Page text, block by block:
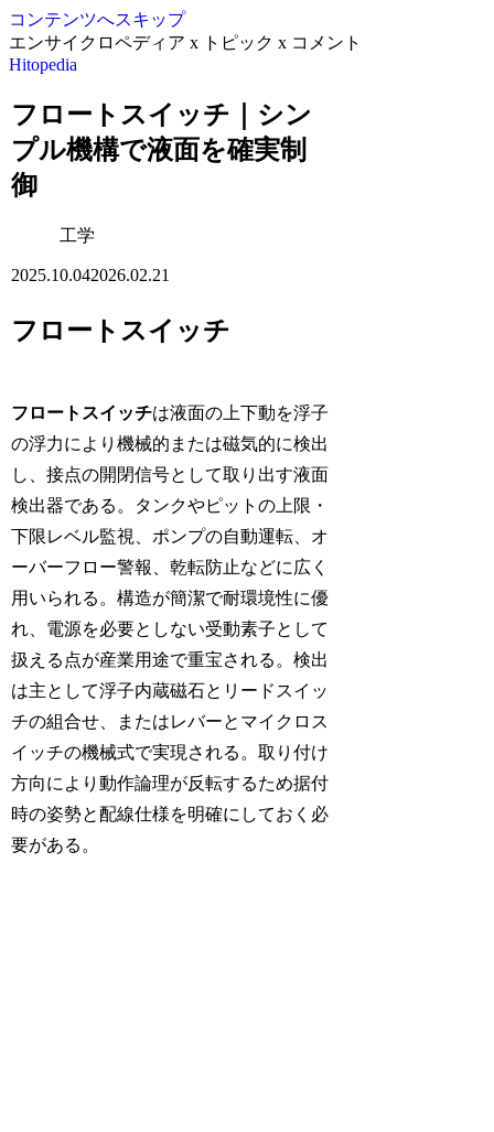
コンテンツへスキップ
エンサイクロペディア x トピック x コメント
Hitopedia
フロートスイッチ｜シン
プル機構で液面を確実制
御
工学
2025.10.042026.02.21
フロートスイッチ
フロートスイッチは液面の上下動を浮子
の浮力により機械的または磁気的に検出
し、接点の開閉信号として取り出す液面
検出器である。タンクやピットの上限・
下限レベル監視、ポンプの自動運転、オ
ーバーフロー警報、乾転防止などに広く
用いられる。構造が簡潔で耐環境性に優
れ、電源を必要としない受動素子として
扱える点が産業用途で重宝される。検出
は主として浮子内蔵磁石とリードスイッ
チの組合せ、またはレバーとマイクロス
イッチの機械式で実現される。取り付け
方向により動作論理が反転するため据付
時の姿勢と配線仕様を明確にしておく必
要がある。